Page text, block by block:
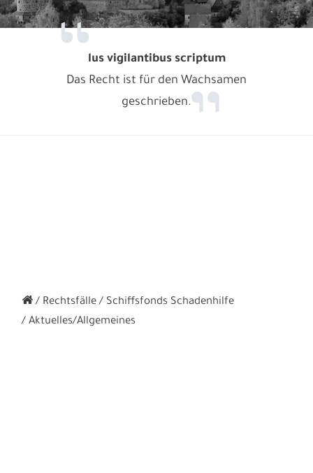
lus vigilantibus scriptum
Das Recht ist für den Wachsamen
geschrieben.
Rechtsfälle
Schiffsfonds Schadenhilfe
Aktuelles/Allgemeines